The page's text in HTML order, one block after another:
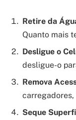
Retire da
Quanto mais
Desligue o
desligue-o
Remova
Seque